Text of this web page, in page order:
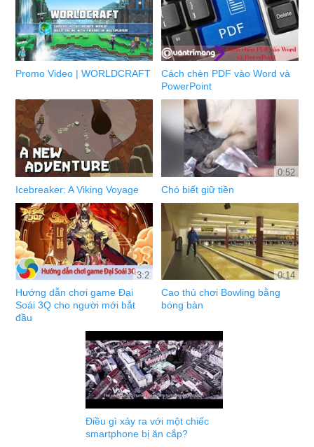
Promo Video | WORLDCRAFT
Cách chèn PDF vào Word và
PowerPoint
Icebreaker: A Viking Voyage
0:52
Chó biết giữ tiền
3:2
Hướng dẫn chơi game Đại
Soái 3Q cho người mới bắt
đầu
0:14
Cao thủ chơi Bowling bằng
bóng bàn
Điều gì xảy ra với một chiếc
smartphone bị ăn cắp?